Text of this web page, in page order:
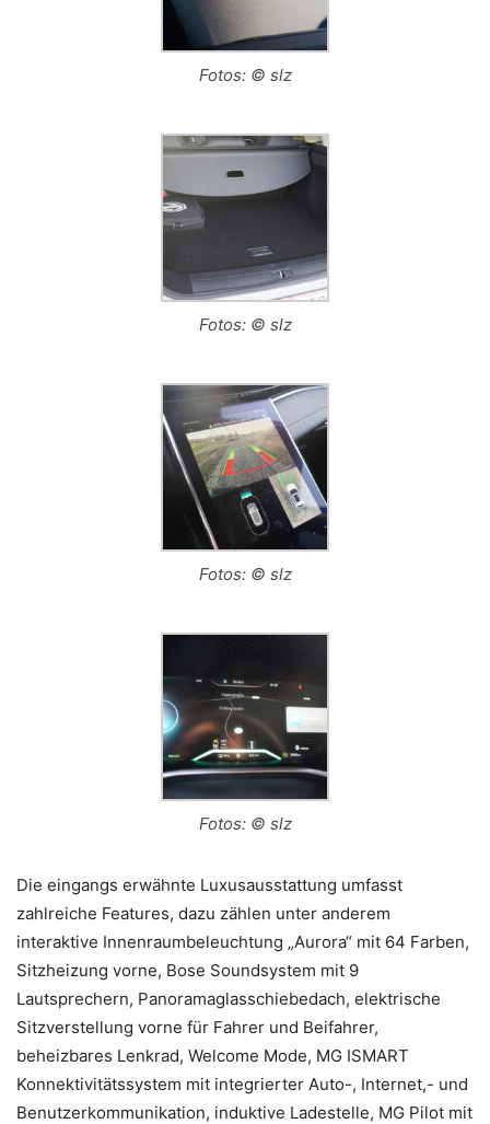
Fotos: © slz
Fotos: © slz
Fotos: © slz
Fotos: © slz
Die eingangs erwähnte Luxusausstattung umfasst
zahlreiche Features, dazu zählen unter anderem
interaktive Innenraumbeleuchtung „Aurora“ mit 64 Farben,
Sitzheizung vorne, Bose Soundsystem mit 9
Lautsprechern, Panoramaglasschiebedach, elektrische
Sitzverstellung vorne für Fahrer und Beifahrer,
beheizbares Lenkrad, Welcome Mode, MG ISMART
Konnektivitätssystem mit integrierter Auto-, Internet,- und
Benutzerkommunikation, induktive Ladestelle, MG Pilot mit